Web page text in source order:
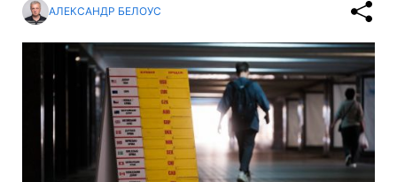
АЛЕКСАНДР БЕЛОУС